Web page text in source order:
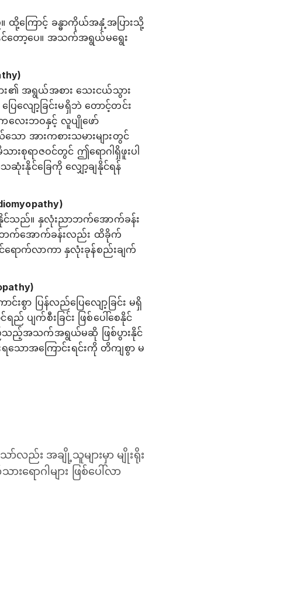
ထို့ကြောင့် ခန္ဓာကိုယ်အနှံ့အပြားသို့
င်တော့ပေ။ အသက်အရွယ်မရွေး
ား၏ အရွယ်အစား သေးငယ်သွား
ြေလျော့ခြင်းမရှိဘဲ တောင့်တင်း
ကလေးဘဝနှင့် လူပျိုဖော်
အားကစားသမားများတွင်
စုရာဇဝင်တွင် ဤရောဂါရှိဖူးပါ
းနိုင်ခြေကို လျှော့ချနိုင်ရန်
းနိုင်သည်။ နှလုံးညာဘက်အောက်ခန်း
ယ်ဘက်အောက်ခန်းလည်း ထိခိုက်
ရောက်လာကာ နှလုံးခုန်စည်းချက်
စွာ ပြန်လည်ပြေလျော့ခြင်း မရှိ
ပျက်စီးခြင်း ဖြစ်ပေါ်စေနိုင်
ည်သည့်အသက်အရွယ်မဆို ဖြစ်ပွားနိုင်
ောအကြောင်းရင်းကို တိကျစွာ မ
ာ်လည်း အချို့သူများမှာ မျိုးရိုး
ရောဂါများ ဖြစ်ပေါ်လာ